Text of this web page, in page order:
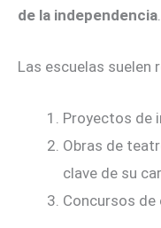
de la independencia
Las escuelas suelen
Proyectos de
Obras de
clave de su
Concursos de